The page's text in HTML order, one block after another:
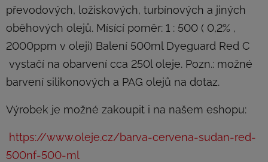
převodových, ložiskových, turbínových a jiných
oběhových olejů. Mísící poměr: 1 : 500 ( 0,2% ,
2000ppm v oleji) Balení 500ml Dyeguard Red C
vystačí na obarvení cca 250l oleje. Pozn.: možné
barvení silikonových a PAG olejů na dotaz.
Výrobek je možné zakoupit i na našem eshopu:
https://www.oleje.cz/barva-cervena-sudan-red-
500nf-500-ml